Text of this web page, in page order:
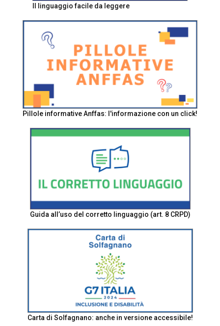
Il linguaggio facile da leggere
Pillole informative Anffas: l'informazione con un click!
Guida all’uso del corretto linguaggio (art. 8 CRPD)
Carta di Solfagnano: anche in versione accessibile!